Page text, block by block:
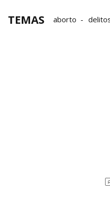
TEMAS aborto